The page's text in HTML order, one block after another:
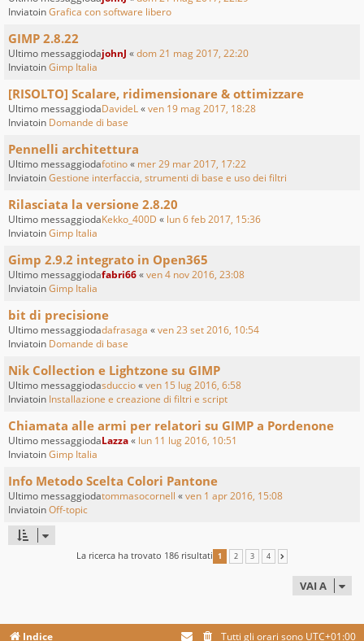
InviatoinGrafica con software libero
GIMP 2.8.22
Ultimo messaggiodajohnJ «dom 21 mag 2017, 22:20
InviatoinGimp Italia
[RISOLTO] Scalare, ridimensionare & ottimizzare
Ultimo messaggiodaDavideL«ven 19 mag 2017, 18:28
Inviatoin Domande di base
Pennelli architettura
Ultimo messaggiodafotino« mer 29 mar 2017, 17:22
InviatoinGestione interfaccia, strumenti di base e uso dei filtri
Rilasciata la versione 2.8.20
Ultimo messaggiodaKekko_400D « lun 6 feb 2017, 15:36
InviatoinGimp Italia
Gimp 2.9.2 integrato in Open365
Ultimo messaggiodafabri66«ven 4 nov 2016, 23:08
InviatoinGimp Italia
bit di precisione
Ultimo messaggiodadafrasaga «ven 23 set 2016, 10:54
Inviatoin Domande di base
Nik Collection e Lightzone su GIMP
Ultimo messaggiodasduccio«ven 15 lug 2016, 6:58
Inviatoin Installazione e creazione di filtri e script
Chiamata alle armi per relatori su GIMP a Pordenone
Ultimo messaggiodaLazza« lun 11 lug 2016, 10:51
InviatoinGimp Italia
Info Metodo Scelta Colori Pantone
Ultimo messaggiodatommasocornell «ven 1 apr 2016, 15:08
InviatoinOff-topic
La ricerca ha trovato 186 risultati 1 2 3 4
VAI A
Indice Tutti gli orari sono UTC+01:00